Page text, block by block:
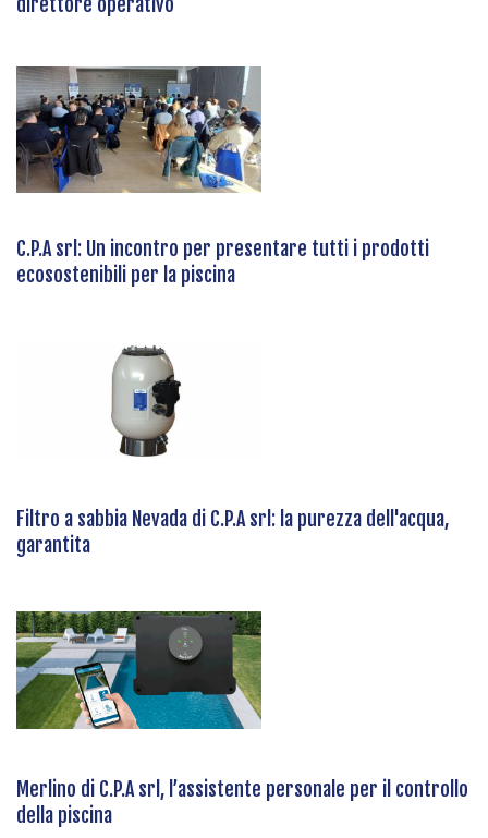
C.P.A srl: Un incontro per presentare tutti i prodotti
ecosostenibili per la piscina
Filtro a sabbia Nevada di C.P.A srl: la purezza dell'acqua,
garantita
Merlino di C.P.A srl, l’assistente personale per il controllo
della piscina